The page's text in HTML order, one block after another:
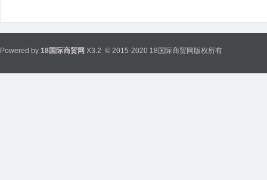
Powered by 18国际商贸网 X3.2 © 2015-2020 18国际商贸网版权所有